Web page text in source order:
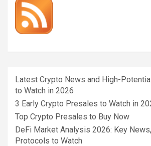
Latest Crypto News and High-
to Watch in 2026
3 Early Crypto Presales to Watch in
Top Crypto Presales to Buy Now
DeFi Market Analysis 2026: Key
Protocols to Watch